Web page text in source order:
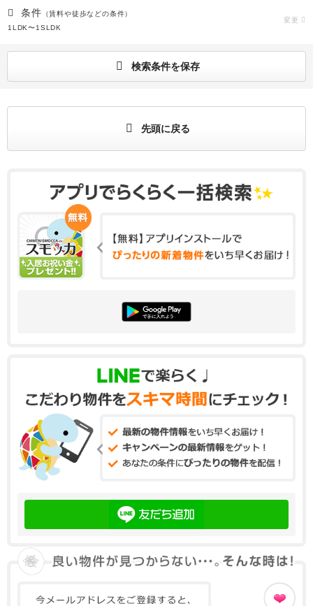
条件 （賃料や徒歩などの条件）
1LDK〜1SLDK
変更
検索条件を保存
先頭に戻る